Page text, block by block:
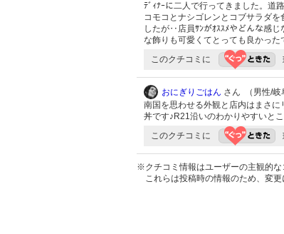
ﾃﾞｨﾅｰに二人で行ってきました。道
コモコとナシゴレンとコブサラダを
したが‥店員ｻﾝがｵｽｽﾒやどんな感じ
な飾りも可愛くてとっても良かった
このクチコミに
おにぎりごはん さん （男性/岐
南国を思わせる外観と店内はまさ
丼です♪R21沿いのわかりやすいと
このクチコミに
※クチコミ情報はユーザーの主観的な
これらは投稿時の情報のため、変